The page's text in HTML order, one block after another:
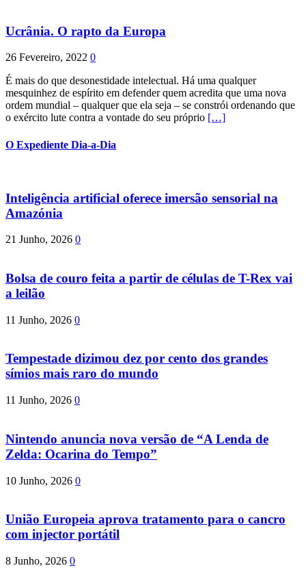
Ucrânia. O rapto da Europa
26 Fevereiro, 2022 0
É mais do que desonestidade intelectual. Há uma qualquer
mesquinhez de espírito em defender quem acredita que uma nova
ordem mundial – qualquer que ela seja – se constrói ordenando que
o exército lute contra a vontade do seu próprio […]
O Expediente Dia-a-Dia
Inteligência artificial oferece imersão sensorial na
Amazónia
21 Junho, 2026 0
Bolsa de couro feita a partir de células de T-Rex vai
a leilão
11 Junho, 2026 0
Tempestade dizimou dez por cento dos grandes
símios mais raro do mundo
11 Junho, 2026 0
Nintendo anuncia nova versão de “A Lenda de
Zelda: Ocarina do Tempo”
10 Junho, 2026 0
União Europeia aprova tratamento para o cancro
com injector portátil
8 Junho, 2026 0